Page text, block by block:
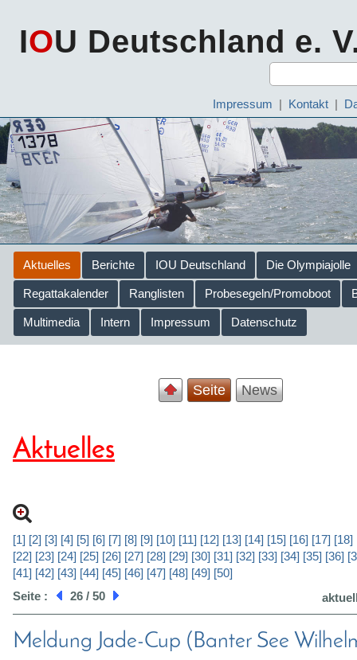
IOU Deutschland e.
Impressum | Kontakt |
Aktuelles Berichte IOU Deutschland Die Olympiajolle
Regattakalender Ranglisten Probesegeln/Promoboot
Multimedia Intern Impressum Datenschutz
Seite News
Aktuelles
[1] [2] [3] [4] [5] [6] [7] [8] [9] [10] [11] [12] [13] [14] [15] [16] [17] [18]
[22] [23] [24] [25] [26] [27] [28] [29] [30] [31] [32] [33] [34] [35] [36]
[41] [42] [43] [44] [45] [46] [47] [48] [49] [50]
Seite : 26 / 50
Meldung Jade-Cup (Banter See